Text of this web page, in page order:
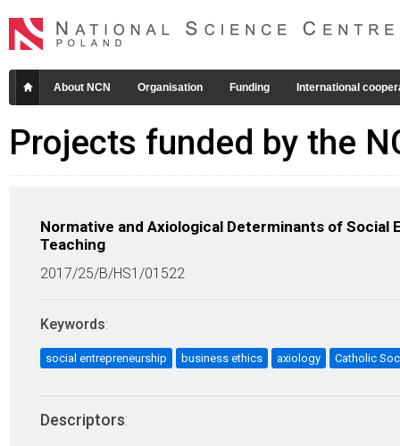
About NCN Organisation Funding International
Projects funded by the
Normative and Axiological Determinants of
Teaching
2017/25/B/HS1/01522
Keywords:
social entrepreneurship business ethics axiology Catholic
Descriptors: